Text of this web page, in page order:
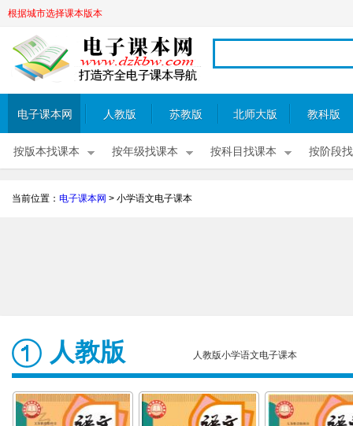
根据城市选择课本版本
电子课本网 人教版 苏教版 北师大版 教科版
按版本找课本 按年级找课本 按科目找课本 按阶段
当前位置： 电子课本网 > 小学语文电子课本
人教版 人教版小学语文电子课本